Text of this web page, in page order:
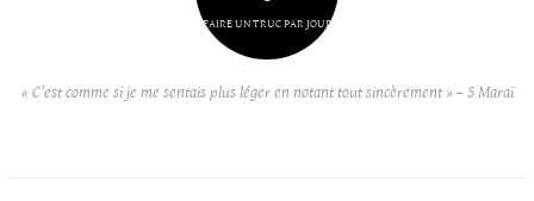
FAIRE UN TRUC PAR JOUR
« C’est comme si je me sentais plus léger en notant tout sincèrement » – S Maraï